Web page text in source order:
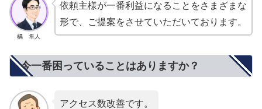
橘 隼人
依頼主様が一番利益になることをさまざまな
形で、ご提案をさせていただいております。
今一番困っていることはありますか？
アクセス数改善です。